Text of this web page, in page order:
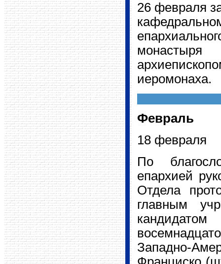
26 февраля
иеромонаха.
Февраль
18 февраля
По
епархией
Отдела
главным
Западно-